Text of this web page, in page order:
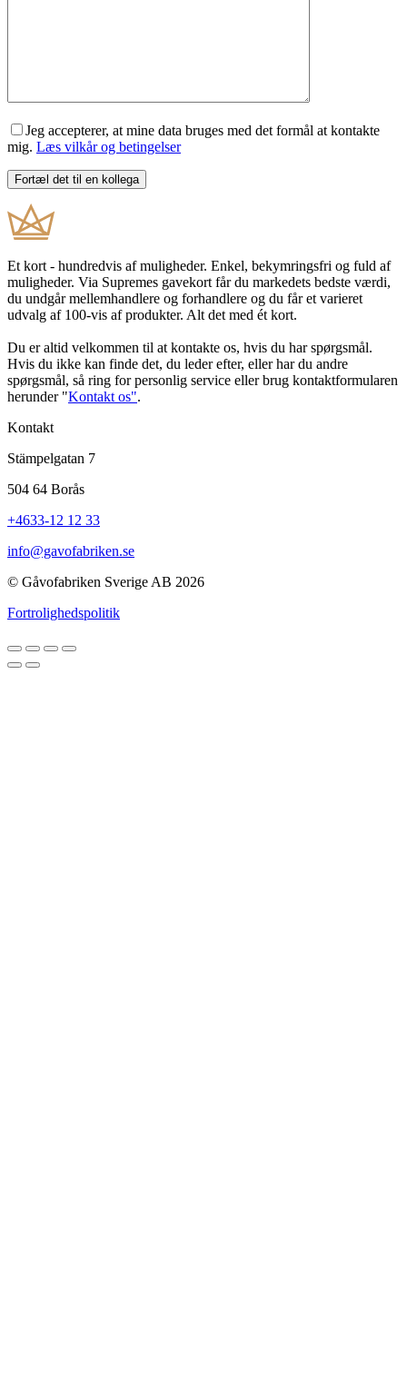
Jeg accepterer, at mine data bruges med det formål at kontakte
mig. Læs vilkår og betingelser
Et kort - hundredvis af muligheder. Enkel, bekymringsfri og fuld af
muligheder. Via Supremes gavekort får du markedets bedste værdi,
du undgår mellemhandlere og forhandlere og du får et varieret
udvalg af 100-vis af produkter. Alt det med ét kort.
Du er altid velkommen til at kontakte os, hvis du har spørgsmål.
Hvis du ikke kan finde det, du leder efter, eller har du andre
spørgsmål, så ring for personlig service eller brug kontaktformularen
herunder "Kontakt os".
Kontakt
Stämpelgatan 7
504 64 Borås
+4633-12 12 33
info@gavofabriken.se
© Gåvofabriken Sverige AB 2026
Fortrolighedspolitik